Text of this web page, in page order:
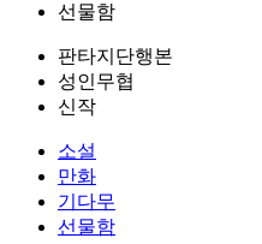
선물함
판타지단행본
성인무협
신작
소설
만화
기다무
선물함